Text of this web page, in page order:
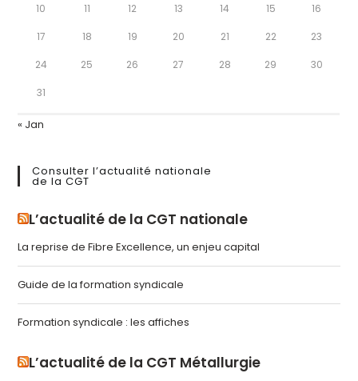
10 11 12 13 14 15 16
17 18 19 20 21 22 23
24 25 26 27 28 29 30
31
« Jan
Consulter l’actualité nationale
de la CGT
L’actualité de la CGT nationale
La reprise de Fibre Excellence, un enjeu capital
Guide de la formation syndicale
Formation syndicale : les affiches
L’actualité de la CGT Métallurgie